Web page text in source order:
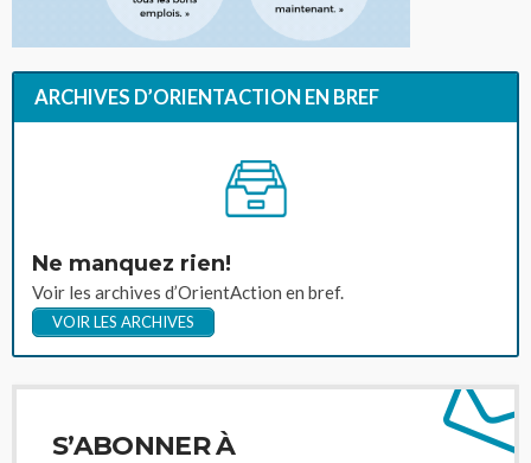
ARCHIVES D’ORIENTACTION EN BREF
Ne manquez rien!
Voir les archives d’OrientAction en bref.
VOIR LES ARCHIVES
S’ABONNER À